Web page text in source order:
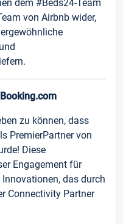
dem #Beds24-Team
von Airbnb wider,
zu können, dass
PremierPartner von
Diese
Engagement für
das durch
Connectivity Partner